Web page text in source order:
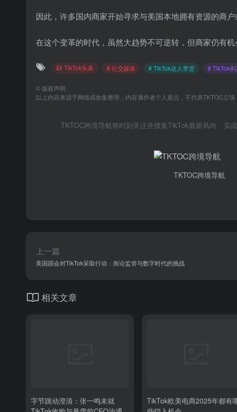
因此，许多国内商家开始寻求与美国本地拥有资源的商
在这个变革的时代，虽然大趋势不可逆转，但商家仍有机
TikTok头条 # 社交媒体 # TikTok达人带货 # TikTok
© 版权声明
以上内容来源于网络或收集整理，内容属作者个人观点，不代表TKTOC立场
TKTOC跨境导航将时刻关注并搜集TikTok最新风向、实
TKTOC跨境导航
上一篇
美国国会对TikTok采取行动：舆论监管与数字时代的挑战
相关文章
字节跳动澄清：张一鸣未就
TikTok欧美电商2025年都有